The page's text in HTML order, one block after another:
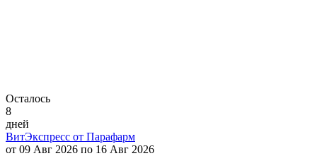
Осталось
8
дней
ВитЭкспресс от Парафарм
от 09 Авг 2026 по 16 Авг 2026